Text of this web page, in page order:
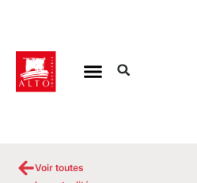
Voir toutes